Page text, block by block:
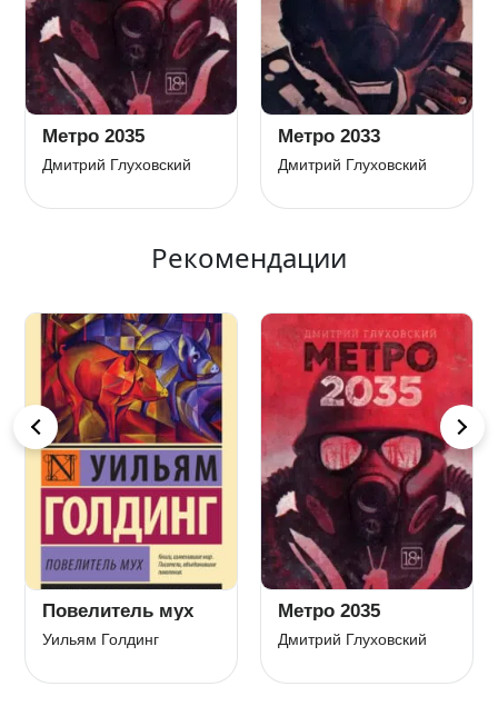
Метро 2035
Дмитрий Глуховский
Метро 2033
Дмитрий Глуховский
Рекомендации
Повелитель мух
Уильям Голдинг
Метро 2035
Дмитрий Глуховский